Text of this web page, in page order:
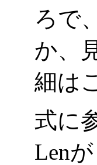
ろで
か、
細は
式に
Len